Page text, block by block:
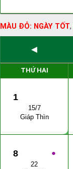
MÀU ĐỎ: NGÀY TỐT,
◄
THỨ HAI
1
15/7
Giáp Thìn
●
8
22